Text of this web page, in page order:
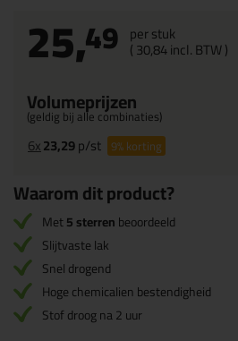
25,49 per stuk
(30,84incl. BTW )
Volumeprijzen
(geldig bij alle combinaties)
6x23,29p/st 9%korting
Waarom dit product?
Met5 sterrenbeoordeeld
Slijtvaste lak
Snel drogend
Hoge chemicalien bestendigheid
Stof droog na 2 uur